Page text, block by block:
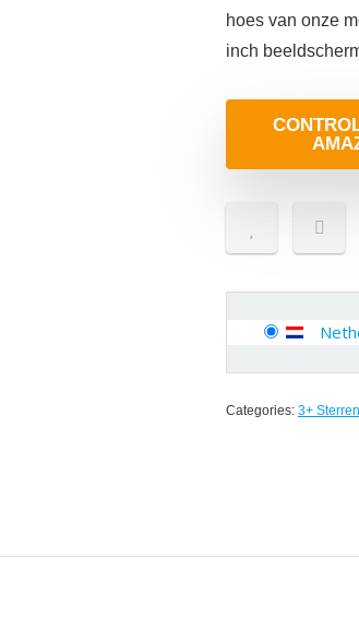
hoes van onze
inch
Categories: 3+